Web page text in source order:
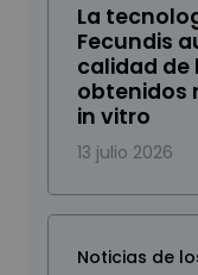
La
Fecundis
calidad de
obtenidos
in vitro
13 julio 2026
Noticias de